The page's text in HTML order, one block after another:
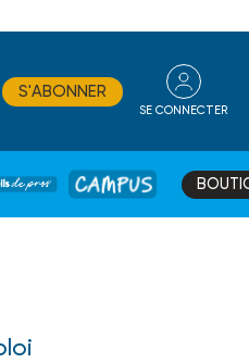
S'ABONNER
SE CONNECTER
DE
CAMPUS